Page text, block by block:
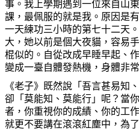
事。我上學期遇到一位來自山
課，最佩服的就是我。原因是
一天練功三小時的第七十二天
大，她以前是個大夜貓，容易
棍似的。自從改成早睡早起、
變成一臺自體發熱機，身體非
《老子》既然說「吾言甚易知
卻「莫能知、莫能行」呢？當
者，你重視你的成績、你的工
就更不要講在滾滾紅塵中，為